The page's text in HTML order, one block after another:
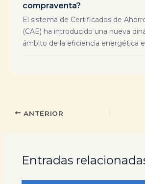
compraventa?
El sistema de Certificados de
(CAE) ha introducido una nueva
ámbito de la eficiencia energética
ANTERIOR
Entradas